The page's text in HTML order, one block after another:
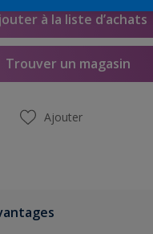
à la liste d’achats
Trouver un magasin
Ajouter